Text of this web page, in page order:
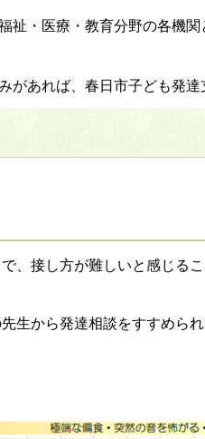
祉・医療・教育分野の各機
があれば、春日市子ども発達
、接し方が難しいと感じる
生から発達相談をすすめら